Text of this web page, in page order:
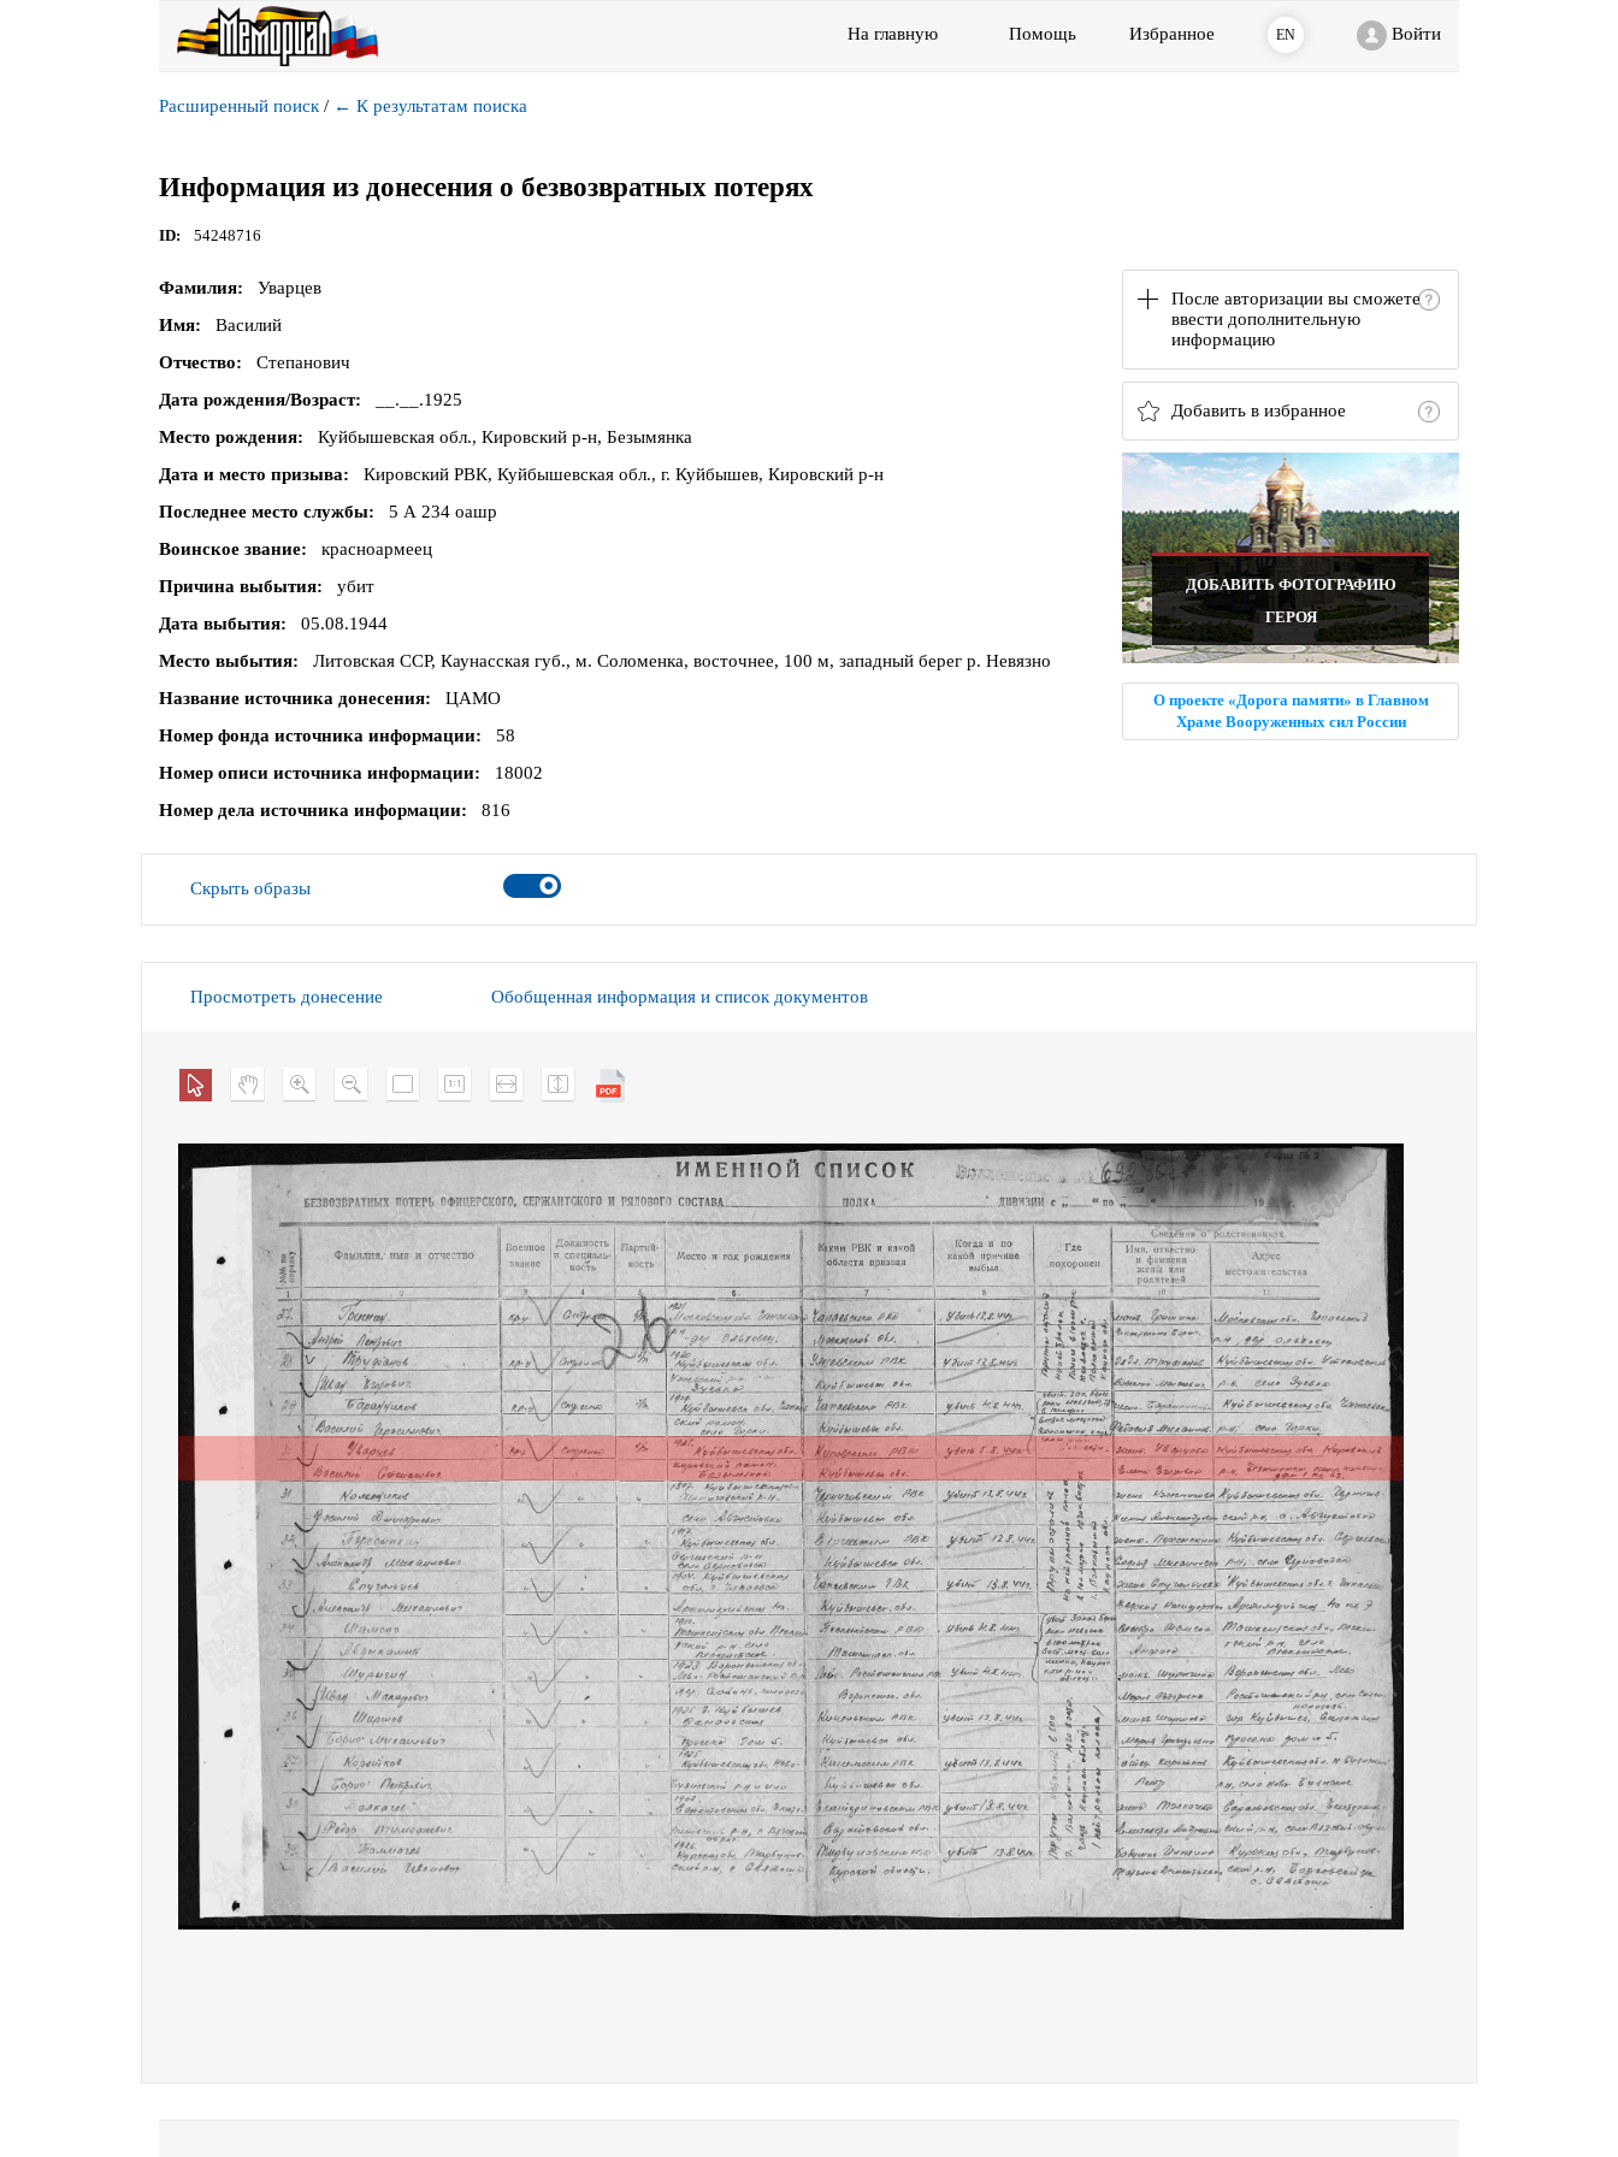
На главную Помощь Избранное EN Войти
Расширенный поиск / ← К результатам поиска
Информация из донесения о безвозвратных потерях
ID 54248716
После авторизации вы сможете
ввести дополнительную
информацию
Добавить в избранное
ДОБАВИТЬ ФОТОГРАФИЮ
ГЕРОЯ
О проекте «Дорога памяти» в Главном
Храме Вооруженных сил России
Фамилия
Уварцев
Имя
Василий
Отчество
Степанович
Дата рождения/Возраст
__.__.1925
Место рождения
Куйбышевская обл., Кировский р-н, Безымянка
Дата и место призыва
Кировский РВК, Куйбышевская обл., г. Куйбышев, Кировский р-н
Последнее место службы
5 А 234 оашр
Воинское звание
красноармеец
Причина выбытия
убит
Дата выбытия
05.08.1944
Место выбытия
Литовская ССР, Каунасская губ., м. Соломенка, восточнее, 100 м, западный берег р. Невязно
Название источника донесения
ЦАМО
Номер фонда источника информации
58
Номер описи источника информации
18002
Номер дела источника информации
816
Скрыть образы
Просмотреть донесение Обобщенная информация и список документов